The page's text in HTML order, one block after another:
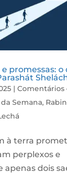
promessas: o
| Comentários
da Semana,
à terra
perplexos e
apenas dois